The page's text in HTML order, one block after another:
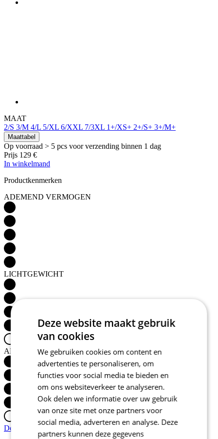
MAAT
2/S 3/M 4/L 5/XL 6/XXL 7/3XL 1+/XS+ 2+/S+ 3+/M+
Maattabel
Op voorraad > 5 pcs voor verzending binnen 1 dag
Prijs 129 €
In winkelmand
Productkenmerken
ADEMEND VERMOGEN
LICHTGEWICHT
AËRODYNAMICA
Detail produktu
Deze website maakt gebruik
van cookies
We gebruiken cookies om content en
advertenties te personaliseren, om
functies voor social media te bieden en
om ons websiteverkeer te analyseren.
Ook delen we informatie over uw gebruik
van onze site met onze partners voor
social media, adverteren en analyse. Deze
partners kunnen deze gegevens